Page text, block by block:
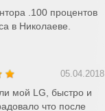
.100 процентов
в Николаеве.
05.04.2018
мой LG, быстро и
что после